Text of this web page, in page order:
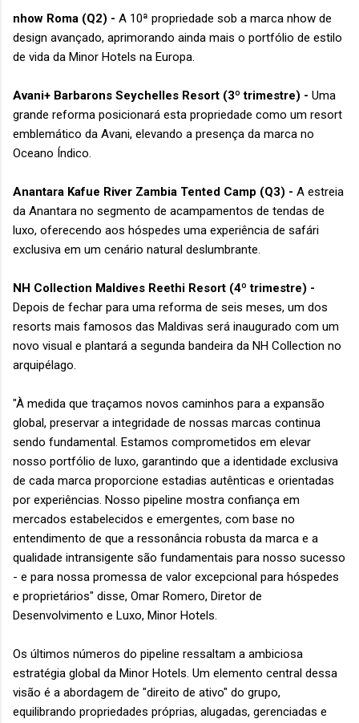
nhow Roma (Q2) - A 10ª propriedade sob a marca nhow de
design avançado, aprimorando ainda mais o portfólio de estilo
de vida da Minor Hotels na Europa.
Avani+ Barbarons Seychelles Resort (3º trimestre) - Uma
grande reforma posicionará esta propriedade como um resort
emblemático da Avani, elevando a presença da marca no
Oceano Índico.
Anantara Kafue River Zambia Tented Camp (Q3) - A estreia
da Anantara no segmento de acampamentos de tendas de
luxo, oferecendo aos hóspedes uma experiência de safári
exclusiva em um cenário natural deslumbrante.
NH Collection Maldives Reethi Resort (4º trimestre) -
Depois de fechar para uma reforma de seis meses, um dos
resorts mais famosos das Maldivas será inaugurado com um
novo visual e plantará a segunda bandeira da NH Collection no
arquipélago.
"À medida que traçamos novos caminhos para a expansão
global, preservar a integridade de nossas marcas continua
sendo fundamental. Estamos comprometidos em elevar
nosso portfólio de luxo, garantindo que a identidade exclusiva
de cada marca proporcione estadias autênticas e orientadas
por experiências. Nosso pipeline mostra confiança em
mercados estabelecidos e emergentes, com base no
entendimento de que a ressonância robusta da marca e a
qualidade intransigente são fundamentais para nosso sucesso
- e para nossa promessa de valor excepcional para hóspedes
e proprietários" disse, Omar Romero, Diretor de
Desenvolvimento e Luxo, Minor Hotels.
Os últimos números do pipeline ressaltam a ambiciosa
estratégia global da Minor Hotels. Um elemento central dessa
visão é a abordagem de "direito de ativo" do grupo,
equilibrando propriedades próprias, alugadas, gerenciadas e